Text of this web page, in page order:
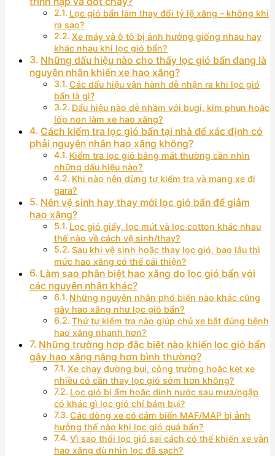
Lọc gió bẩn làm thay đổi tỷ lệ xăng – không khí
ra sao?
Xe máy và ô tô bị ảnh hưởng giống nhau hay
khác nhau khi lọc gió bẩn?
Những dấu hiệu nào cho thấy lọc gió bẩn đang là
nguyên nhân khiến xe hao xăng?
Các dấu hiệu vận hành dễ nhận ra khi lọc gió
bẩn là gì?
Dấu hiệu nào dễ nhầm với bugi, kim phun hoặc
lốp non làm xe hao xăng?
Cách kiểm tra lọc gió bẩn tại nhà để xác định có
phải nguyên nhân hao xăng không?
Kiểm tra lọc gió bằng mắt thường cần nhìn
những dấu hiệu nào?
Khi nào nên dừng tự kiểm tra và mang xe đi
gara?
Nên vệ sinh hay thay mới lọc gió bẩn để giảm
hao xăng?
Lọc gió giấy, lọc mút và lọc cotton khác nhau
thế nào về cách vệ sinh/thay?
Sau khi vệ sinh hoặc thay lọc gió, bao lâu thì
mức hao xăng có thể cải thiện?
Làm sao phân biệt hao xăng do lọc gió bẩn với
các nguyên nhân khác?
Những nguyên nhân phổ biến nào khác cũng
gây hao xăng như lọc gió bẩn?
Thứ tự kiểm tra nào giúp chủ xe bắt đúng bệnh
hao xăng nhanh hơn?
Những trường hợp đặc biệt nào khiến lọc gió bẩn
gây hao xăng nặng hơn bình thường?
Xe chạy đường bụi, công trường hoặc kẹt xe
nhiều có cần thay lọc gió sớm hơn không?
Lọc gió bị ẩm hoặc dính nước sau mưa/ngập
có khác gì lọc gió chỉ bám bụi?
Các dòng xe có cảm biến MAF/MAP bị ảnh
hưởng thế nào khi lọc gió quá bẩn?
Vì sao thổi lọc gió sai cách có thể khiến xe vẫn
hao xăng dù nhìn lọc đã sạch?